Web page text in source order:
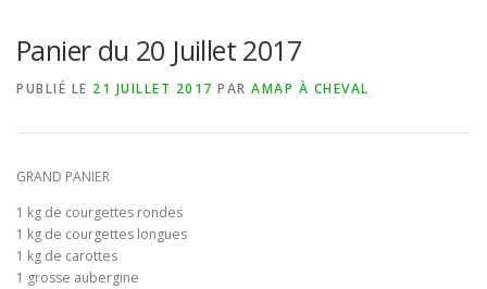
LES AUTRES PRODUITS
Panier du 20 Juillet 2017
PUBLIÉ LE 21 JUILLET 2017 PAR AMAP À CHEVAL
GRAND PANIER
1 kg de courgettes rondes
1 kg de courgettes longues
1 kg de carottes
1 grosse aubergine